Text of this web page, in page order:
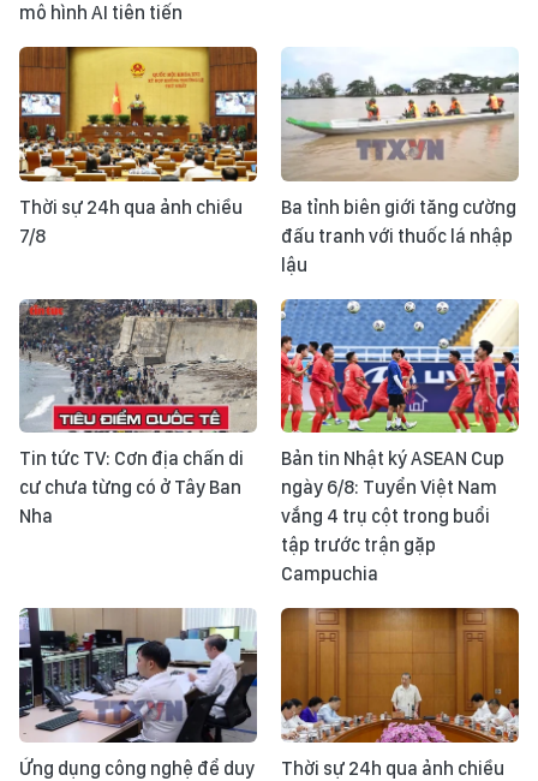
mô hình AI tiên tiến
Thời sự 24h qua ảnh chiều
7/8
Ba tỉnh biên giới tăng cường
đấu tranh với thuốc lá nhập
lậu
Tin tức TV: Cơn địa chấn di
cư chưa từng có ở Tây Ban
Nha
Bản tin Nhật ký ASEAN Cup
ngày 6/8: Tuyển Việt Nam
vắng 4 trụ cột trong buổi
tập trước trận gặp
Campuchia
Ứng dụng công nghệ để duy
Thời sự 24h qua ảnh chiều